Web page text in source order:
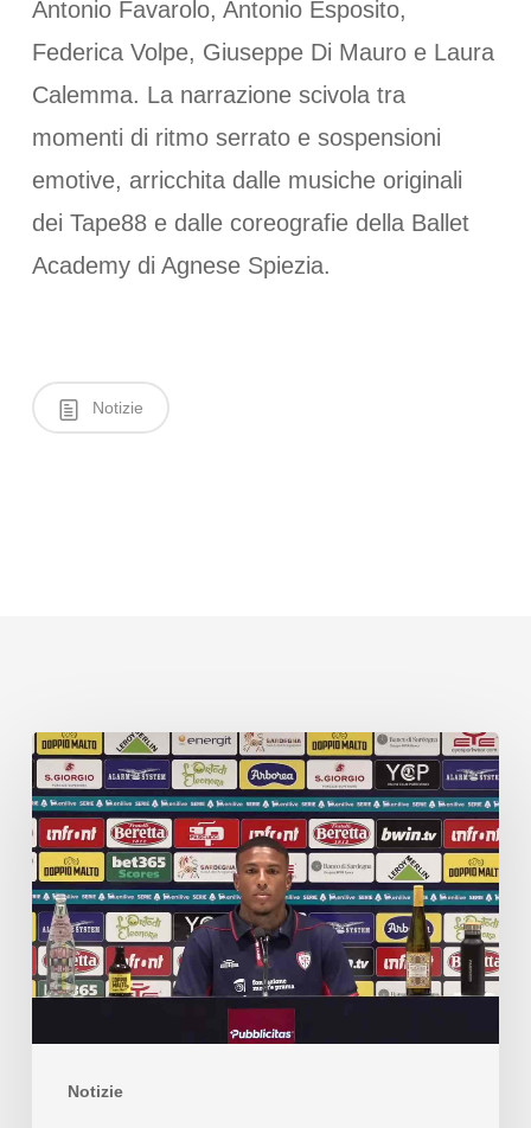
Antonio Favarolo, Antonio Esposito,
Federica Volpe, Giuseppe Di Mauro e Laura
Calemma. La narrazione scivola tra
momenti di ritmo serrato e sospensioni
emotive, arricchita dalle musiche originali
dei Tape88 e dalle coreografie della Ballet
Academy di Agnese Spiezia.
Notizie
Notizie